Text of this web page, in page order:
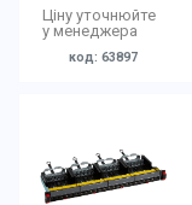
Ціну уточнюйте
у менеджера
код: 63897